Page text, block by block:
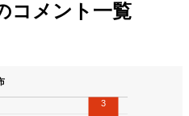
コメント一覧
3